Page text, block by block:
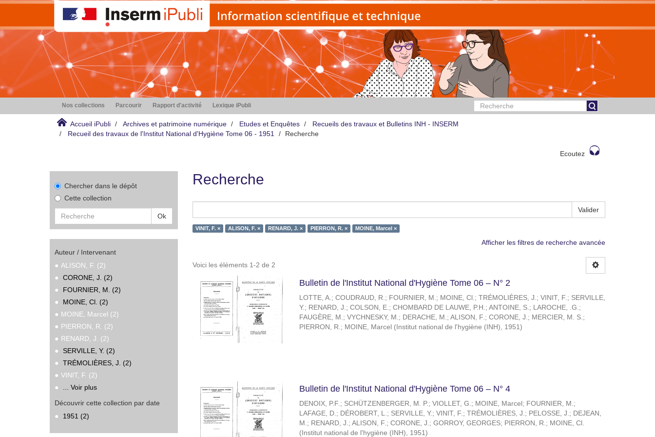
Nos collections Parcourir Rapport d'activité Lexique iPubli
Accueil iPubli Archives et patrimoine numérique Etudes et Enquêtes
Recueils des travaux et Bulletins INH - INSERM
Recueil des travaux de l'Institut National d'Hygiène Tome 06 - 1951
Recherche
Ecoutez
Chercher dans le dépôt
Cette collection
Ok
Auteur / Intervenant
ALISON, F. (2)
CORONE, J. (2)
FOURNIER, M. (2)
MOINE, Cl. (2)
MOINE, Marcel (2)
PIERRON, R. (2)
RENARD, J. (2)
SERVILLE, Y. (2)
TRÉMOLIÈRES, J. (2)
VINIT, F. (2)
... Voir plus
Découvrir cette collection par date
1951 (2)
Recherche
Valider
VINIT, F. × ALISON, F. × RENARD, J. × PIERRON, R. × MOINE, Marcel ×
Afficher les filtres de recherche avancée
Voici les éléments 1-2 de 2
Bulletin de l'Institut National d'Hygiène Tome 06 – N° 2
LOTTE, A.; COUDRAUD, R.; FOURNIER, M.; MOINE, Cl.; TRÉMOLIÈRES, J.; VINIT, F.; SERVILLE,
Y.; RENARD, J.; COLSON, E.; CHOMBARD DE LAUWE, P.H.; ANTOINE, S.; LAROCHE, .G.;
FAUGÈRE, M.; VYCHNESKY, M.; DERACHE, M.; ALISON, F.; CORONE, J.; MERCIER, M. S.;
PIERRON, R.; MOINE, Marcel (Institut national de l'hygiène (INH), 1951)
Bulletin de l'Institut National d'Hygiène Tome 06 – N° 4
DENOIX, P.F.; SCHÜTZENBERGER, M. P.; VIOLLET, G.; MOINE, Marcel ; FOURNIER, M.;
LAFAGE, D.; DÉROBERT, L.; SERVILLE, Y.; VINIT, F.; TRÉMOLIÈRES, J.; PELOSSE, J.; DEJEAN,
M.; RENARD, J.; ALISON, F.; CORONE, J.; GORROY, GEORGES; PIERRON, R.; MOINE, Cl.
(Institut national de l'hygiène (INH), 1951)